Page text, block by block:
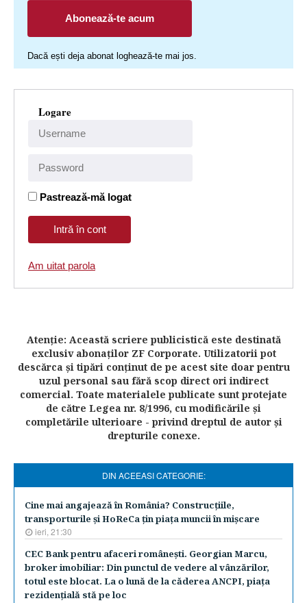
Abonează-te acum
Dacă ești deja abonat loghează-te mai jos.
Logare
Pastrează-mă logat
Am uitat parola
Atenţie: Această scriere publicistică este destinată
exclusiv abonaţilor ZF Corporate. Utilizatorii pot
descărca şi tipări conţinut de pe acest site doar pentru
uzul personal sau fără scop direct ori indirect
comercial. Toate materialele publicate sunt protejate
de către Legea nr. 8/1996, cu modificările şi
completările ulterioare - privind dreptul de autor şi
drepturile conexe.
DIN ACEEASI CATEGORIE:
Cine mai angajează în România? Construcţiile,
transporturile şi HoReCa ţin piaţa muncii în mişcare
ieri, 21:30
CEC Bank pentru afaceri româneşti. Georgian Marcu,
broker imobiliar: Din punctul de vedere al vânzărilor,
totul este blocat. La o lună de la căderea ANCPI, piaţa
rezidenţială stă pe loc